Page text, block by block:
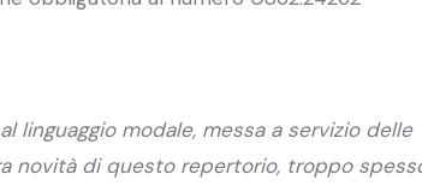
linguaggio modale, messa a servizio delle
novità di questo repertorio, troppo